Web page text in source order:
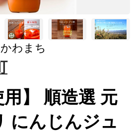
わまち
用】 順造選 元
にんじんジュ